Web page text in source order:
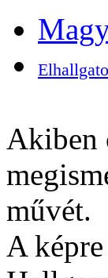
Akiben
művét.
A